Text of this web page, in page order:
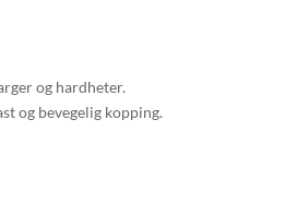
og hardheter.
og bevegelig kopping.